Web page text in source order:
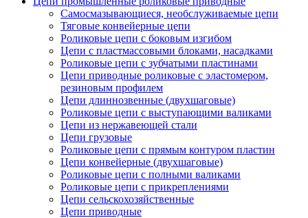
Самосмазывающиеся, необслуживаемые цепи
Тяговые конвейерные цепи
Роликовые цепи с боковым изгибом
Цепи с пластмассовыми блоками, насадками
Роликовые цепи с зубчатыми пластинами
Цепи приводные роликовые с эластомером,
резиновым профилем
Цепи длиннозвенные (двухшаговые)
Роликовые цепи с выступающими валиками
Цепи из нержавеющей стали
Цепи грузовые
Роликовые цепи с прямым контуром пластин
Цепи конвейерные (двухшаговые)
Роликовые цепи с полными валиками
Роликовые цепи с прикреплениями
Цепи сельскохозяйственные
Цепи приводные